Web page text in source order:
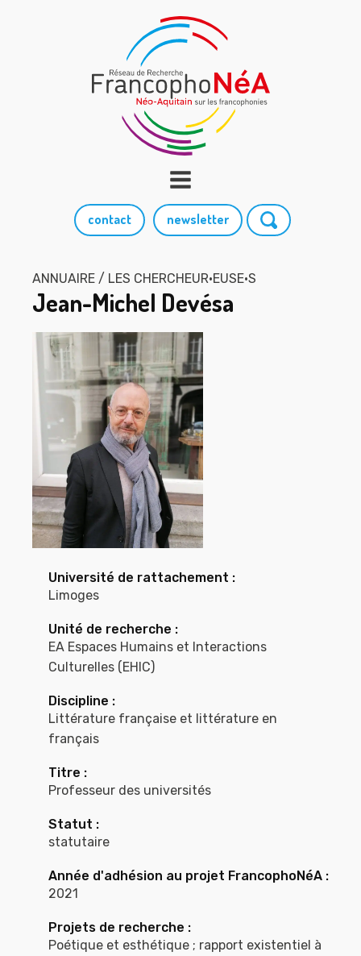
contact newsletter
ANNUAIRE / LES CHERCHEUR·EUSE·S
Jean-Michel Devésa
Université de rattachement :
Limoges
Unité de recherche :
EA Espaces Humains et Interactions
Culturelles (EHIC)
Discipline :
Littérature française et littérature en
français
Titre :
Professeur des universités
Statut :
statutaire
Année d'adhésion au projet FrancophoNéA :
2021
Projets de recherche :
Poétique et esthétique ; rapport existentiel à